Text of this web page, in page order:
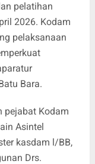
pelatihan
2026. Kodam
pelaksanaan
Bara.
pejabat Kodam
Asintel
kasdam l/BB,
Drs.